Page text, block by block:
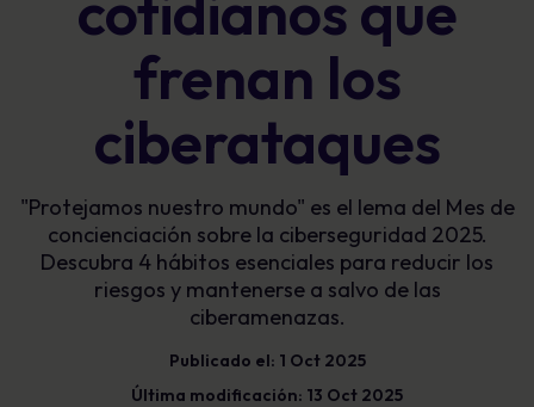
frenan los
ciberataques
"Protejamos nuestro mundo" es el lema del Mes de
concienciación sobre la ciberseguridad 2025.
Descubra 4 hábitos esenciales para reducir los
riesgos y mantenerse a salvo de las
ciberamenazas.
Publicado el: 1 Oct 2025
Última modificación: 13 Oct 2025